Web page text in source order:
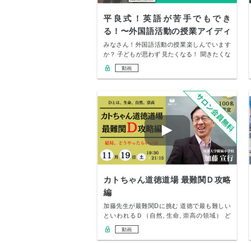
平良式！英語が苦手でもでき
る！〜外国語活動の授業アイディ
ア〜
みなさん！外国語活動の授業楽しんでいます
か？ 子どもが思わず 見たくなる！ 聞きたくな
る！…
動画
カトちゃん道徳道場 最難関Ｄ攻略
編
加藤先生が最難関Dに挑む 道徳で最も難しい
といわれるＤ（自然, 生命, 崇高の領域） ど
う…
動画